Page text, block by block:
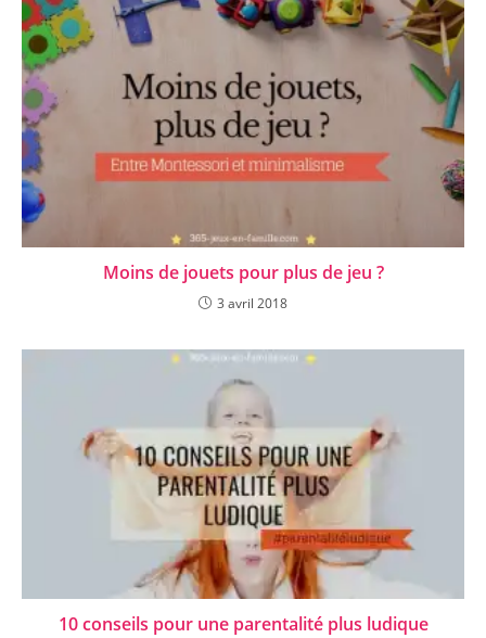
Moins de jouets pour plus de jeu ?
3 avril 2018
10 conseils pour une parentalité plus ludique